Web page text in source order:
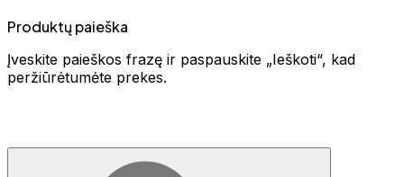
Produktų paieška
Įveskite paieškos frazę ir paspauskite „Ieškoti“, kad
peržiūrėtumėte prekes.